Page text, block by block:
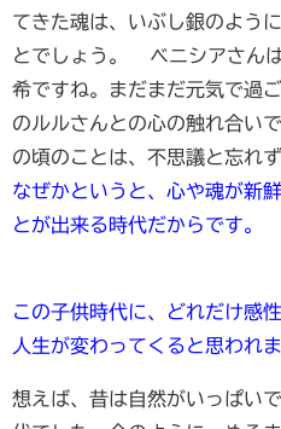
てきた魂は、いぶし銀のよう
とでしょう。 ベニシアさん
希ですね。まだまだ元気で過
のルルさんとの心の触れ合い
の頃のことは、不思議と忘れ
なぜかというと、心や魂が新
とが出来る時代だからです。
この子供時代に、どれだけ感
人生が変わってくると思われま
想えば、昔は自然がいっぱい